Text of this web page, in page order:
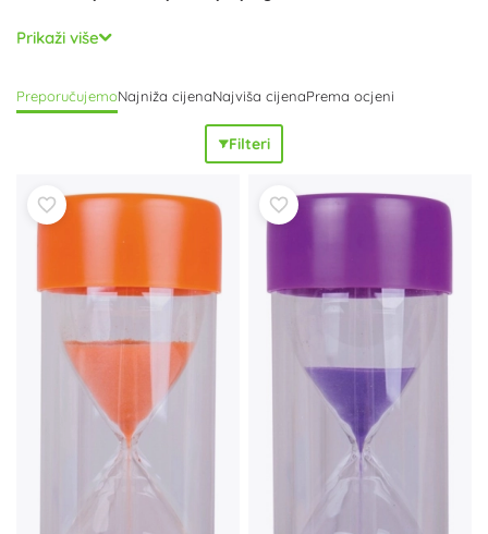
Omoti za karte štite vaše karte od trošenja i nečistoća,
dostupni su u različitim veličinama i završnim obradama
kutije skraćuju pripremu, dijele komponente u pretince i
održavaju red na stolu i tijekom prenošenja. Tornjevi i
zdjelice za kocke, stalci, scorepadi i kutije za tokene
olakšavaju rukovanje i osiguravaju
neometan tijek partije. Želite svoje omiljene naslove podići
na višu razinu? Odaberite deluxe dodatke: metalne ili
drvene kovanice, premium žetone, drvene meepleove,
bag, koji će vašoj igri dodati
bolju atmosferuiudobnost. Ne
nedostaju ni zamjenski dijelovi i univerzalne komponente
za zagonetke – brojači, pješčani satovi i futrole – kako bi
vaša kolekcija ostalau savršenom stanju.
Prikaži više
PreporučujemoNajniža cijenaNajviša cijenaPrema ocjeni
Filteri